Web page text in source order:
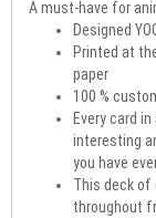
A must-have for
Designed
Printed at
paper
100 %
Every card
interesting
you have
This deck of
throughout